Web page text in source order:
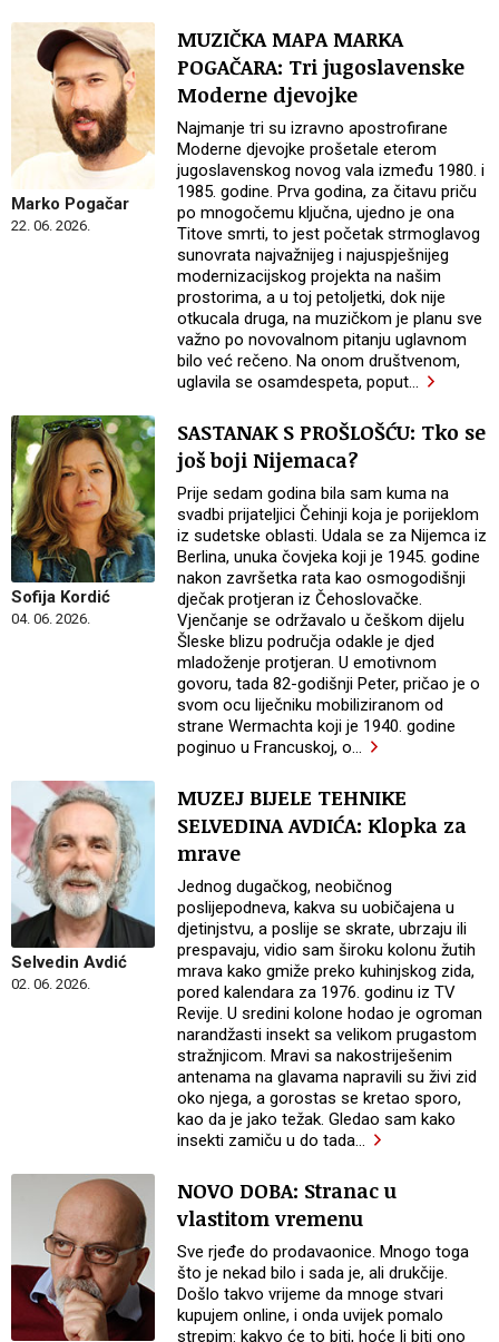
Marko Pogačar
22. 06. 2026.
MUZIČKA MAPA MARKA
POGAČARA: Tri jugoslavenske
Moderne djevojke
Najmanje tri su izravno apostrofirane
Moderne djevojke prošetale eterom
jugoslavenskog novog vala između 1980. i
1985. godine. Prva godina, za čitavu priču
po mnogočemu ključna, ujedno je ona
Titove smrti, to jest početak strmoglavog
sunovrata najvažnijeg i najuspješnijeg
modernizacijskog projekta na našim
prostorima, a u toj petoljetki, dok nije
otkucala druga, na muzičkom je planu sve
važno po novovalnom pitanju uglavnom
bilo već rečeno. Na onom društvenom,
uglavila se osamdespeta, poput…
Sofija Kordić
04. 06. 2026.
SASTANAK S PROŠLOŠĆU: Tko se
još boji Nijemaca?
Prije sedam godina bila sam kuma na
svadbi prijateljici Čehinji koja je porijeklom
iz sudetske oblasti. Udala se za Nijemca iz
Berlina, unuka čovjeka koji je 1945. godine
nakon završetka rata kao osmogodišnji
dječak protjeran iz Čehoslovačke.
Vjenčanje se održavalo u češkom dijelu
Šleske blizu područja odakle je djed
mladoženje protjeran. U emotivnom
govoru, tada 82-godišnji Peter, pričao je o
svom ocu liječniku mobiliziranom od
strane Wermachta koji je 1940. godine
poginuo u Francuskoj, o…
Selvedin Avdić
02. 06. 2026.
MUZEJ BIJELE TEHNIKE
SELVEDINA AVDIĆA: Klopka za
mrave
Jednog dugačkog, neobičnog
poslijepodneva, kakva su uobičajena u
djetinjstvu, a poslije se skrate, ubrzaju ili
prespavaju, vidio sam široku kolonu žutih
mrava kako gmiže preko kuhinjskog zida,
pored kalendara za 1976. godinu iz TV
Revije. U sredini kolone hodao je ogroman
narandžasti insekt sa velikom prugastom
stražnjicom. Mravi sa nakostriješenim
antenama na glavama napravili su živi zid
oko njega, a gorostas se kretao sporo,
kao da je jako težak. Gledao sam kako
insekti zamiču u do tada…
NOVO DOBA: Stranac u
vlastitom vremenu
Sve rjeđe do prodavaonice. Mnogo toga
što je nekad bilo i sada je, ali drukčije.
Došlo takvo vrijeme da mnoge stvari
kupujem online, i onda uvijek pomalo
strepim: kakvo će to biti, hoće li biti ono